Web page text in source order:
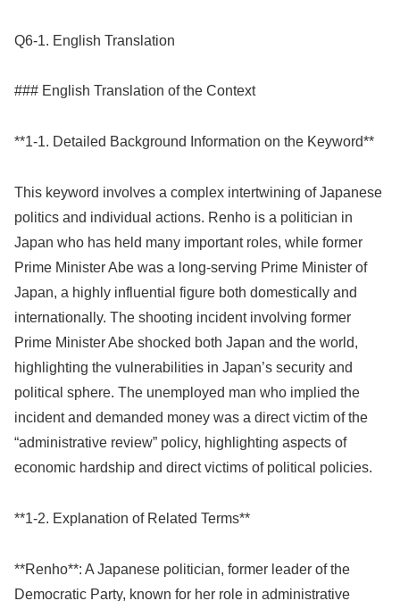
Q6-1. English Translation
### English Translation of the Context
**1-1. Detailed Background Information on the Keyword**
This keyword involves a complex intertwining of Japanese
politics and individual actions. Renho is a politician in
Japan who has held many important roles, while former
Prime Minister Abe was a long-serving Prime Minister of
Japan, a highly influential figure both domestically and
internationally. The shooting incident involving former
Prime Minister Abe shocked both Japan and the world,
highlighting the vulnerabilities in Japan’s security and
political sphere. The unemployed man who implied the
incident and demanded money was a direct victim of the
“administrative review” policy, highlighting aspects of
economic hardship and direct victims of political policies.
**1-2. Explanation of Related Terms**
**Renho**: A Japanese politician, former leader of the
Democratic Party, known for her role in administrative